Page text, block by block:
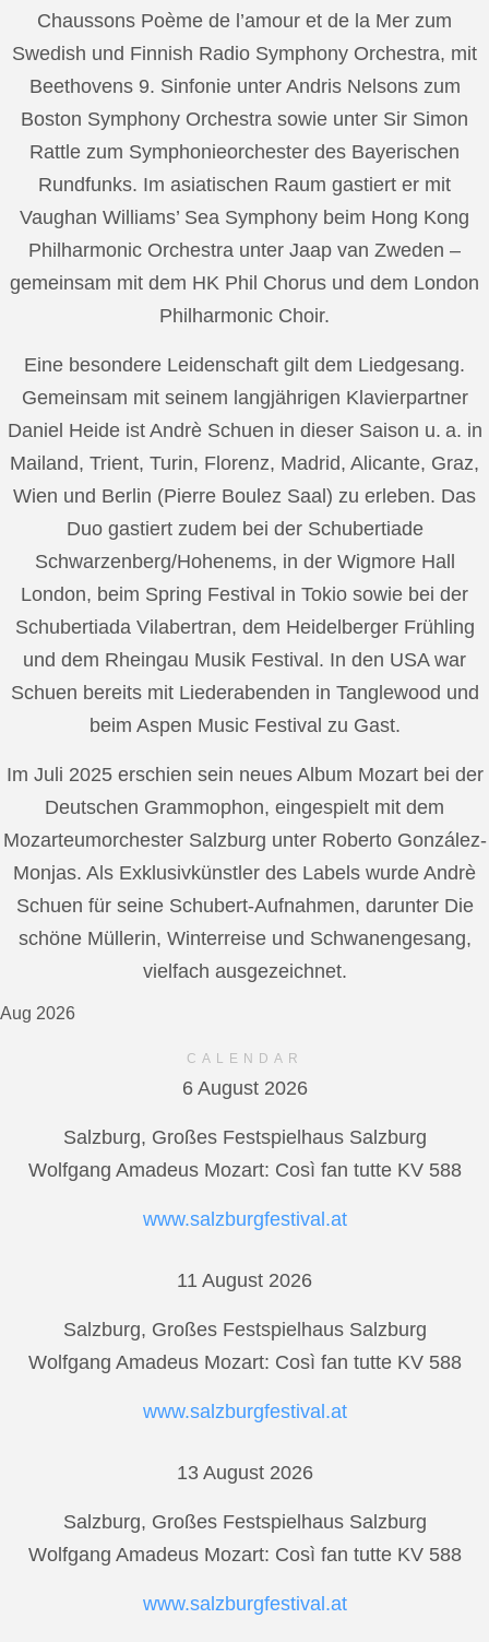
Chaussons Poème de l’amour et de la Mer zum
Swedish und Finnish Radio Symphony Orchestra, mit
Beethovens 9. Sinfonie unter Andris Nelsons zum
Boston Symphony Orchestra sowie unter Sir Simon
Rattle zum Symphonieorchester des Bayerischen
Rundfunks. Im asiatischen Raum gastiert er mit
Vaughan Williams’ Sea Symphony beim Hong Kong
Philharmonic Orchestra unter Jaap van Zweden –
gemeinsam mit dem HK Phil Chorus und dem London
Philharmonic Choir.
Eine besondere Leidenschaft gilt dem Liedgesang.
Gemeinsam mit seinem langjährigen Klavierpartner
Daniel Heide ist Andrè Schuen in dieser Saison u. a. in
Mailand, Trient, Turin, Florenz, Madrid, Alicante, Graz,
Wien und Berlin (Pierre Boulez Saal) zu erleben. Das
Duo gastiert zudem bei der Schubertiade
Schwarzenberg/Hohenems, in der Wigmore Hall
London, beim Spring Festival in Tokio sowie bei der
Schubertiada Vilabertran, dem Heidelberger Frühling
und dem Rheingau Musik Festival. In den USA war
Schuen bereits mit Liederabenden in Tanglewood und
beim Aspen Music Festival zu Gast.
Im Juli 2025 erschien sein neues Album Mozart bei der
Deutschen Grammophon, eingespielt mit dem
Mozarteumorchester Salzburg unter Roberto González-
Monjas. Als Exklusivkünstler des Labels wurde Andrè
Schuen für seine Schubert-Aufnahmen, darunter Die
schöne Müllerin, Winterreise und Schwanengesang,
vielfach ausgezeichnet.
Aug 2026
CALENDAR
6 August 2026
Salzburg, Großes Festspielhaus Salzburg
Wolfgang Amadeus Mozart: Così fan tutte KV 588
www.salzburgfestival.at
11 August 2026
Salzburg, Großes Festspielhaus Salzburg
Wolfgang Amadeus Mozart: Così fan tutte KV 588
www.salzburgfestival.at
13 August 2026
Salzburg, Großes Festspielhaus Salzburg
Wolfgang Amadeus Mozart: Così fan tutte KV 588
www.salzburgfestival.at